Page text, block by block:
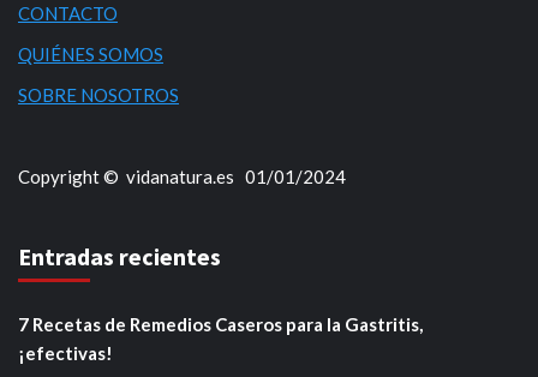
CONTACTO
QUIÉNES SOMOS
SOBRE NOSOTROS
Copyright © vidanatura.es 01/01/2024
Entradas recientes
7 Recetas de Remedios Caseros para la Gastritis,
¡efectivas!